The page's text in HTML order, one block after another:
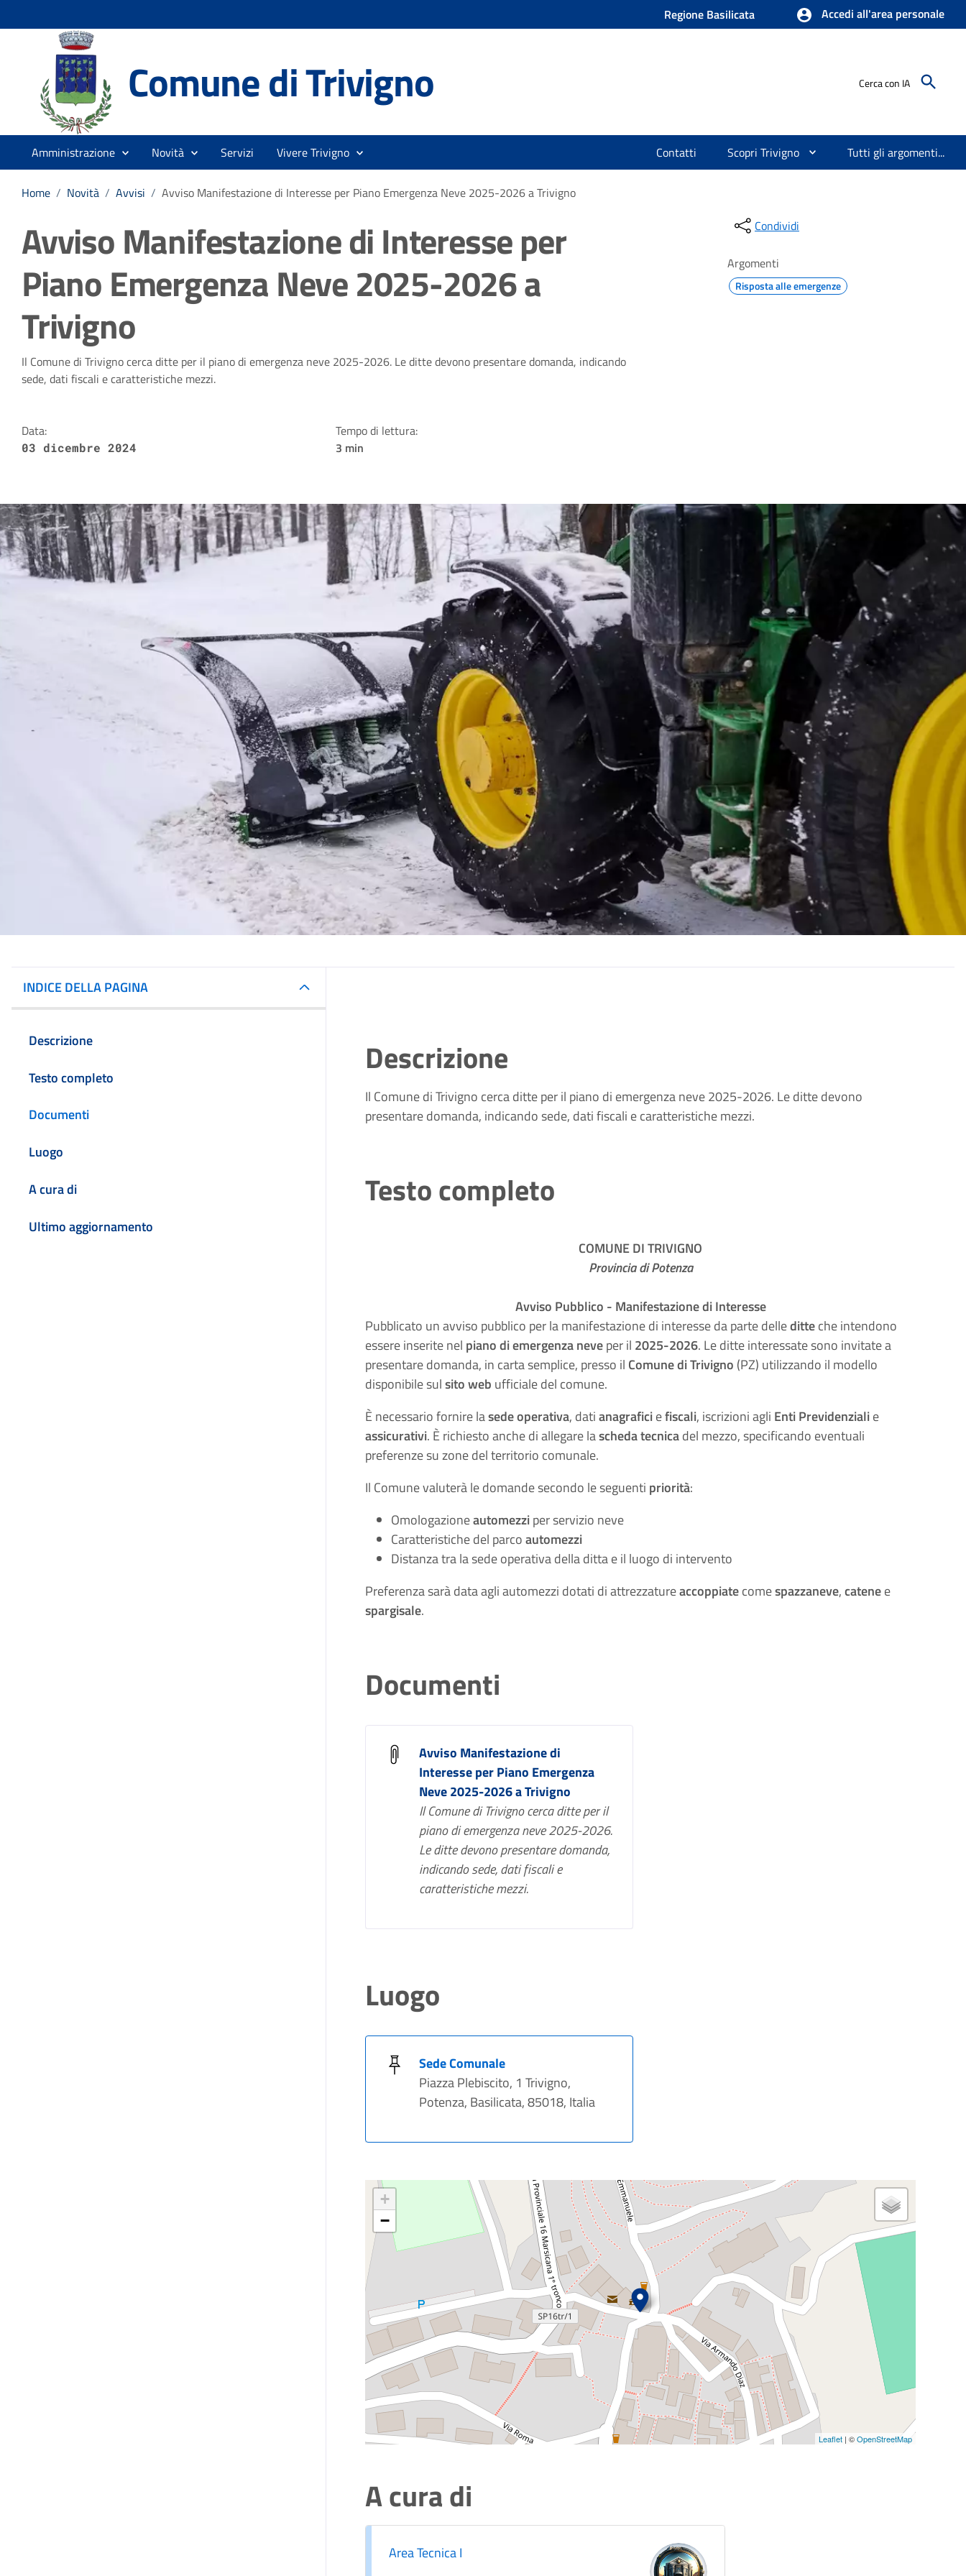
Regione Basilicata Accedi all'area personale
Comune di Trivigno Cerca con IA
Amministrazione Novità Servizi Vivere Trivigno Contatti Scopri Trivigno Tutti gli argomenti...
Home / Novità / Avvisi / Avviso Manifestazione di Interesse per Piano Emergenza Neve 2025-2026 a Trivigno
Avviso Manifestazione di Interesse per
Piano Emergenza Neve 2025-2026 a
Trivigno
Dettagli della notizia
Il Comune di Trivigno cerca ditte per il piano di emergenza neve 2025-2026. Le ditte devono presentare domanda, indicando
sede, dati fiscali e caratteristiche mezzi.
Data:
03 dicembre 2024
Tempo di lettura:
3 min
Condividi
Argomenti
Risposta alle emergenze
INDICE DELLA PAGINA
Descrizione
Testo completo
Documenti
Luogo
A cura di
Ultimo aggiornamento
Descrizione
Il Comune di Trivigno cerca ditte per il piano di emergenza neve 2025-2026. Le ditte devono
presentare domanda, indicando sede, dati fiscali e caratteristiche mezzi.
Testo completo
COMUNE DI TRIVIGNO
Provincia di Potenza
Avviso Pubblico - Manifestazione di Interesse
Pubblicato un avviso pubblico per la manifestazione di interesse da parte delleditteche intendono
essere inserite nel piano di emergenza neveper il 2025-2026. Le ditte interessate sono invitate a
presentare domanda, in carta semplice, presso il Comune di Trivigno (PZ) utilizzando il modello
disponibile sulsito web ufficiale del comune.
È necessario fornire lasede operativa, datianagraficiefiscali, iscrizioni agli Enti Previdenzialie
assicurativi. È richiesto anche di allegare lascheda tecnicadel mezzo, specificando eventuali
preferenze su zone del territorio comunale.
Il Comune valuterà le domande secondo le seguenti priorità:
Omologazioneautomezziper servizio neve
Caratteristiche del parcoautomezzi
Distanza tra la sede operativa della ditta e il luogo di intervento
Preferenza sarà data agli automezzi dotati di attrezzatureaccoppiatecomespazzaneve,catenee
spargisale.
Documenti
Avviso Manifestazione di
Interesse per Piano Emergenza
Neve 2025-2026 a Trivigno
Il Comune di Trivigno cerca ditte per il
piano di emergenza neve 2025-2026.
Le ditte devono presentare domanda,
indicando sede, dati fiscali e
caratteristiche mezzi.
Luogo
Sede Comunale
Piazza Plebiscito, 1 Trivigno,
Potenza, Basilicata, 85018, Italia
+
−
Leaflet| ©OpenStreetMap
A cura di
Area Tecnica I